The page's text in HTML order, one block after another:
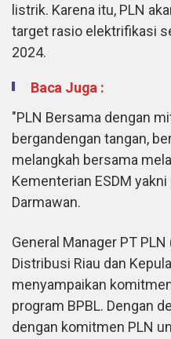
listrik. Karena itu, PLN
target rasio elektrifikasi
2024.
Baca Juga :
"PLN Bersama dengan
bergandengan tangan,
melangkah bersama
Kementerian ESDM
Darmawan.
General Manager PT
Distribusi Riau dan
menyampaikan
program BPBL. Dengan
dengan komitmen PLN